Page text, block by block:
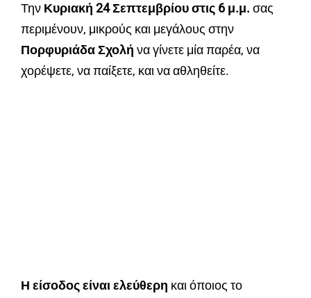
Την Κυριακή 24 Σεπτεμβρίου στις 6 μ.μ. σας
περιμένουν, μικρούς και μεγάλους στην
Πορφυριάδα Σχολή να γίνετε μία παρέα, να
χορέψετε, να παίξετε, και να αθληθείτε.
Η είσοδος είναι ελεύθερη και όποιος το